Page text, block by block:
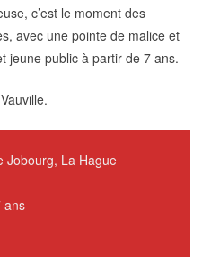
c’est le moment des
avec une pointe de malice et
jeune public à partir de 7 ans.
Jobourg, La Hague
ans